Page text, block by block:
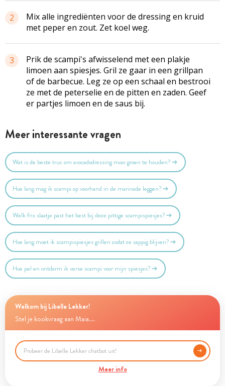
2
Mix alle ingrediënten voor de dressing en kruid
met peper en zout. Zet koel weg.
3
Prik de scampi's afwisselend met een plakje
limoen aan spiesjes. Gril ze gaar in een grillpan
of de barbecue. Leg ze op een schaal en bestrooi
ze met de peterselie en de pitten en zaden. Geef
er partjes limoen en de saus bij.
Meer interessante vragen
Wat is de beste truc om avocadodressing mooi groen te houden?
Hoe lang mag ik scampi op voorhand in de marinade leggen?
Welk fris slaatje past het best bij deze pittige scampispiesjes?
Hoe lang moet ik scampispiesjes grillen zodat ze sappig blijven?
Hoe pel en ontdarm ik verse scampi voor mijn spiesjes?
Welkom bij Libelle Lekker!
Stel je kookvraag aan Maia...
Meer info